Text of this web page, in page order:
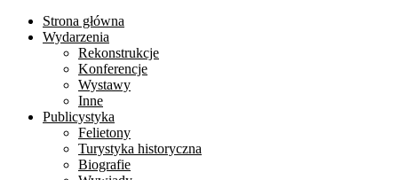
Strona główna
Wydarzenia
Rekonstrukcje
Konferencje
Wystawy
Inne
Publicystyka
Felietony
Turystyka historyczna
Biografie